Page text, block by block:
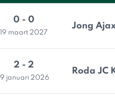
0 - 0
19 maart 2027
Jong
2 - 2
19 januari 2026
Roda JC